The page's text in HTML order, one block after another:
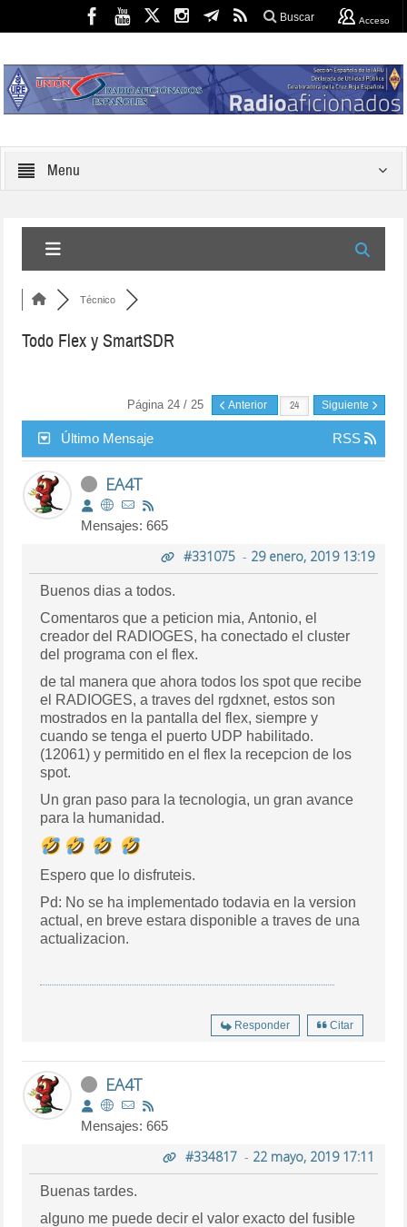
Buscar Acceso
Menu
Técnico
Todo Flex y SmartSDR
Página 24 / 25 Anterior Siguiente
Último Mensaje RSS
EA4T
Mensajes: 665
#331075- 29 enero, 2019 13:19
Buenos dias a todos.
Comentaros que a peticion mia, Antonio, el
creador del RADIOGES, ha conectado el cluster
del programa con el flex.
de tal manera que ahora todos los spot que recibe
el RADIOGES, a traves del rgdxnet, estos son
mostrados en la pantalla del flex, siempre y
cuando se tenga el puerto UDP habilitado.
(12061) y permitido en el flex la recepcion de los
spot.
Un gran paso para la tecnologia, un gran avance
para la humanidad.
Espero que lo disfruteis.
Pd: No se ha implementado todavia en la version
actual, en breve estara disponible a traves de una
actualizacion.
Responder Citar
EA4T
Mensajes: 665
#334817- 22 mayo, 2019 17:11
Buenas tardes.
alguno me puede decir el valor exacto del fusible